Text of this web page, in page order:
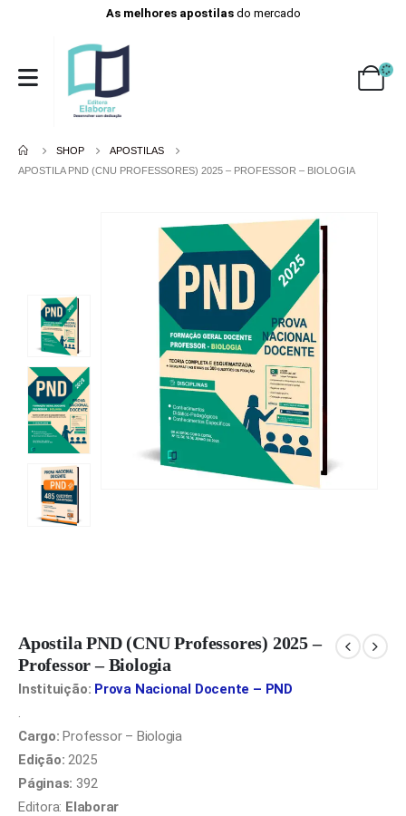
As melhores apostilasdo mercado
SHOP
APOSTILAS
APOSTILA PND (CNU PROFESSORES) 2025 – PROFESSOR – BIOLOGIA
Apostila PND (CNU Professores) 2025 –
Professor – Biologia
Instituição: Prova Nacional Docente – PND
.
Cargo:Professor – Biologia
Edição:2025
Páginas: 392
Editora: Elaborar